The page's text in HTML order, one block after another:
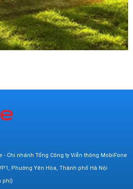
Chi nhánh Tổng Công ty Viễn thông MobiFone
Phường Yên Hòa, Thành phố Hà Nội
phí)